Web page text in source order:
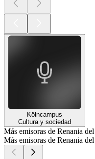
Kölncampus
Cultura y sociedad
Más emisoras de Renania
Más emisoras de Renania